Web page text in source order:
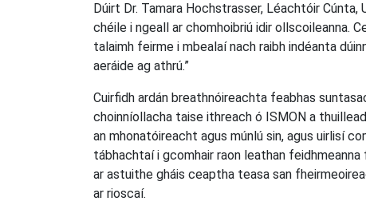
Dúirt Dr. Tamara Hochstrasser, Léachtóir Cúnta,
chéile i ngeall ar chomhoibriú idir ollscoileanna.
talaimh feirme i mbealaí nach raibh indéanta
aeráide ag athrú.”
Cuirfidh ardán breathnóireachta feabhas
choinníollacha taise ithreach ó ISMON a
an mhonatóireacht agus múnlú sin, agus uirlisí
tábhachtaí i gcomhair raon leathan
ar astuithe gháis ceaptha teasa san
ar rioscaí.